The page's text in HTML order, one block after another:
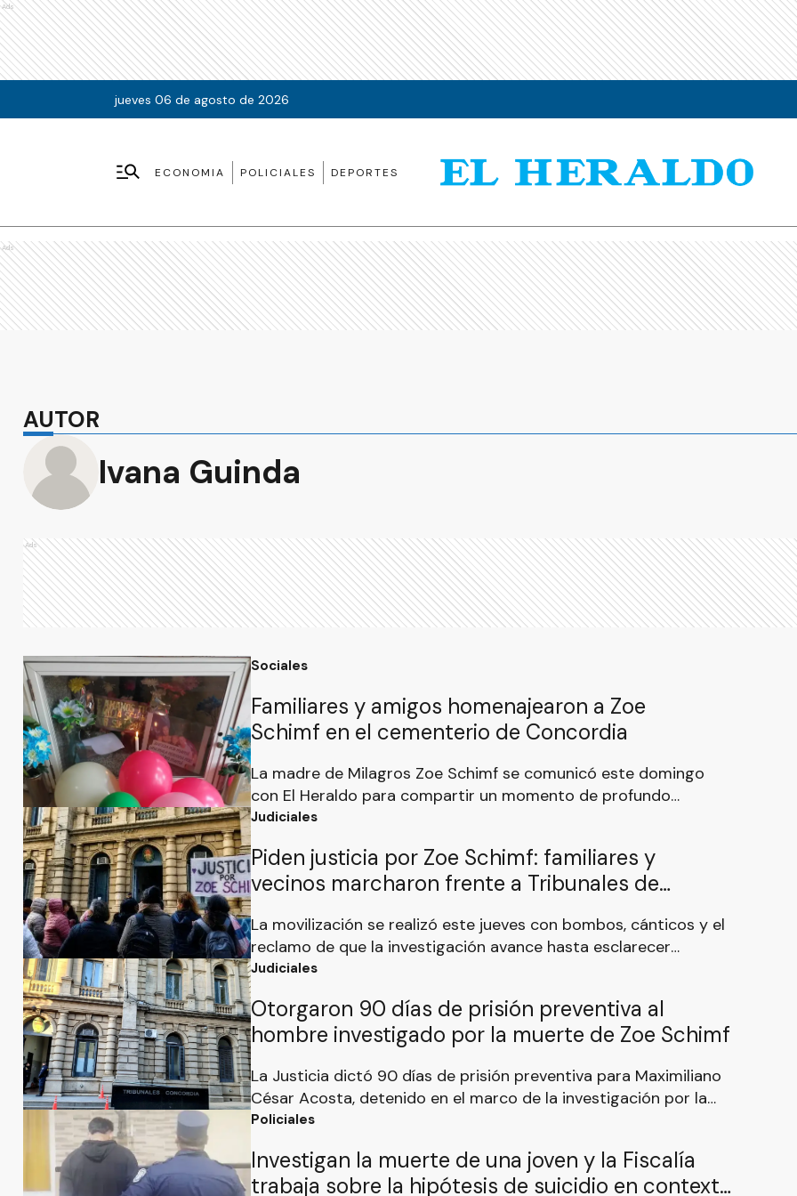
Ads
jueves 06 de agosto de 2026
ECONOMIA POLICIALES DEPORTES
Ads
AUTOR
Ivana Guinda
Ads
Sociales
Familiares y amigos homenajearon a Zoe
Schimf en el cementerio de Concordia
La madre de Milagros Zoe Schimf se comunicó este domingo
con El Heraldo para compartir un momento de profundo
significado para la familia. Contó que este 5 de julio su hija
amigos se reunirían en el cementerio de Concordia para rendirle
un homenaje.
Judiciales
Piden justicia por Zoe Schimf: familiares y
vecinos marcharon frente a Tribunales de
La movilización se realizó este jueves con bombos, cánticos y el
reclamo de que la investigación avance hasta esclarecer
completamente las circunstancias de la muerte de la joven. Por
Judiciales
Otorgaron 90 días de prisión preventiva al
hombre investigado por la muerte de Zoe Schimf
La Justicia dictó 90 días de prisión preventiva para Maximiliano
César Acosta, detenido en el marco de la investigación por la
muerte de Milagros Zoe Schimf, la joven de 26 años que fue
vivienda del barrio Don Jorge.
Policiales
Investigan la muerte de una joven y la Fiscalía
trabaja sobre la hipótesis de suicidio en contexto